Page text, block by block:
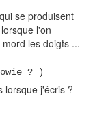
se produisent
l'on
les doigts ...
? )
lorsque j'écris ?